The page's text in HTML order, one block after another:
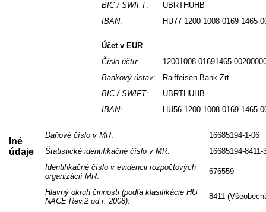
BIC / SWIFT:
UBRTHUHB
IBAN: HU77 1200 1008 0169 1465
Účet v EUR
Číslo účtu:
12001008-01691465-
Bankový ústav:
Raiffeisen Bank Zrt.
BIC / SWIFT:
UBRTHUHB
IBAN: HU56 1200 1008 0169 1465
Iné
údaje
Daňové číslo v MR:
16685194-1-06
Štatistické identifikačné číslo v MR:
16685194-8411-
Identifikačné číslo v evidencii rozpočtových
organizácií MR:
676559
Hlavný okruh činnosti (podľa klasifikácie HU
NACE Rev.2 od r. 2008):
8411